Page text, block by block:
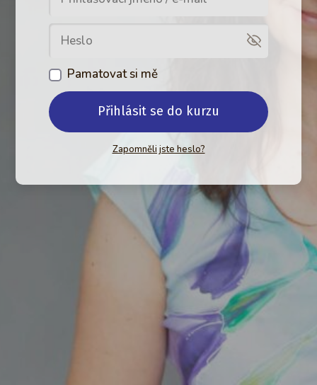
Pamatovat si mě
Přihlásit se do kurzu
Zapomněli jste heslo?